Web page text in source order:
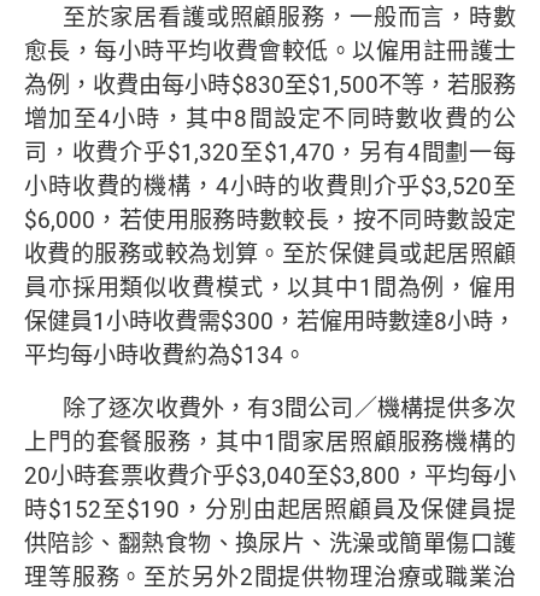
至於家居看護或照顧服務，一般而言，時數
愈長，每小時平均收費會較低。以僱用註冊護士
為例，收費由每小時$830至$1,500不等，若服務
增加至4小時，其中8間設定不同時數收費的公
司，收費介乎$1,320至$1,470，另有4間劃一每
小時收費的機構，4小時的收費則介乎$3,520至
$6,000，若使用服務時數較長，按不同時數設定
收費的服務或較為划算。至於保健員或起居照顧
員亦採用類似收費模式，以其中1間為例，僱用
保健員1小時收費需$300，若僱用時數達8小時，
平均每小時收費約為$134。
除了逐次收費外，有3間公司／機構提供多次
上門的套餐服務，其中1間家居照顧服務機構的
20小時套票收費介乎$3,040至$3,800，平均每小
時$152至$190，分別由起居照顧員及保健員提
供陪診、翻熱食物、換尿片、洗澡或簡單傷口護
理等服務。至於另外2間提供物理治療或職業治